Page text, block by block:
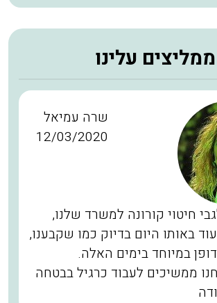
ממליצים עלינו
שרה עמיאל
12/03/2020
חיטוי קורונה למשרד שלנו,
באותו היום בדיוק כמו שקבענו,
במיוחד בימים האלה.
ממשיכים לעבוד כרגיל בבטחה